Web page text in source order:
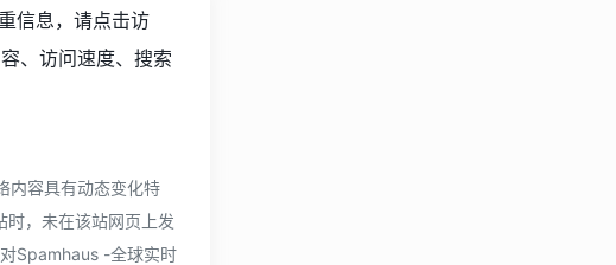
信息，请点击访
、访问速度、搜索
内容具有动态变化特
，未在该站网页上发
Spamhaus -全球实时